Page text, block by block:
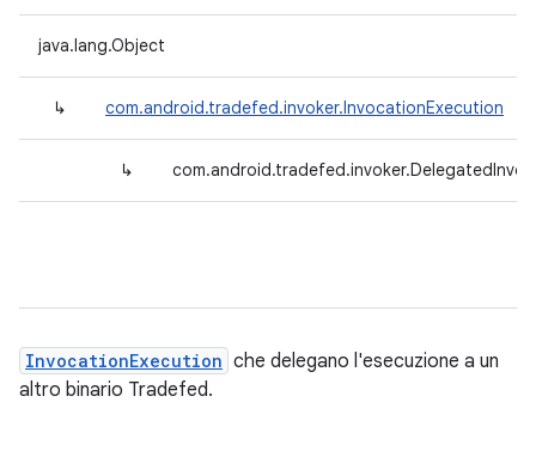
java.lang.Object
↳ com.android.tradefed.invoker.InvocationExecution
↳
InvocationExecution che delegano l'esecuzione a un
altro binario Tradefed.